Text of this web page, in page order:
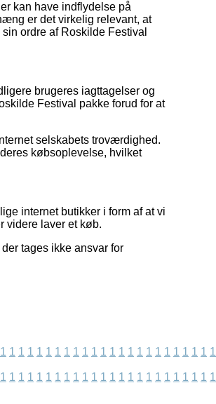
kan have indflydelse på
er det virkelig relevant, at
ordre af Roskilde Festival
brugeres iagttagelser og
Festival pakke forud for at
selskabets troværdighed.
købsoplevelse, hvilket
internet butikker i form af at vi
videre laver et køb.
tages ikke ansvar for
1 1 1 1 1 1 1 1 1 1 1 1 1 1 1 1 1 1 1 1 1 1 1 1
1 1 1 1 1 1 1 1 1 1 1 1 1 1 1 1 1 1 1 1 1 1 1 1